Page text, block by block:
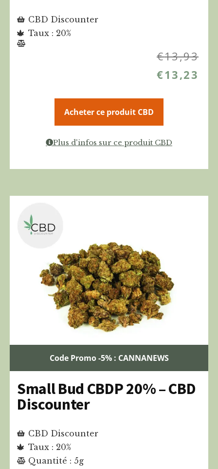
CBD Discounter
Taux : 20%
€13,93
€13,23
Acheter ce produit CBD
Plus d'infos sur ce produit CBD
Code Promo -5% : CANNANEWS
Small Bud CBDP 20% – CBD
Discounter
CBD Discounter
Taux : 20%
Quantité : 5g